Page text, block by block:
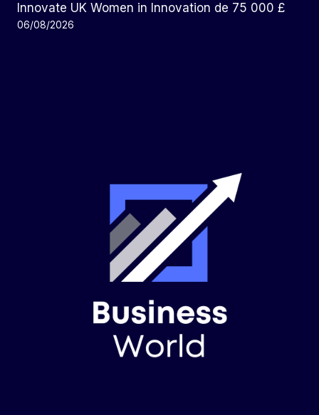
Innovate UK Women in Innovation de 75 000 £
06/08/2026